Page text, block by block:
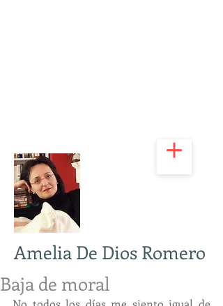
Amelia De Dios Romero
Baja de moral